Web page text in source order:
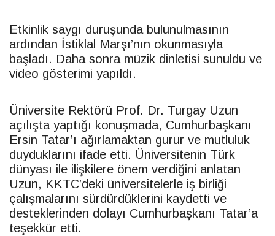
Etkinlik saygı duruşunda bulunulmasının
ardından İstiklal Marşı’nın okunmasıyla
başladı. Daha sonra müzik dinletisi sunuldu ve
video gösterimi yapıldı.
Üniversite Rektörü Prof. Dr. Turgay Uzun
açılışta yaptığı konuşmada, Cumhurbaşkanı
Ersin Tatar’ı ağırlamaktan gurur ve mutluluk
duyduklarını ifade etti. Üniversitenin Türk
dünyası ile ilişkilere önem verdiğini anlatan
Uzun, KKTC’deki üniversitelerle iş birliği
çalışmalarını sürdürdüklerini kaydetti ve
desteklerinden dolayı Cumhurbaşkanı Tatar’a
teşekkür etti.